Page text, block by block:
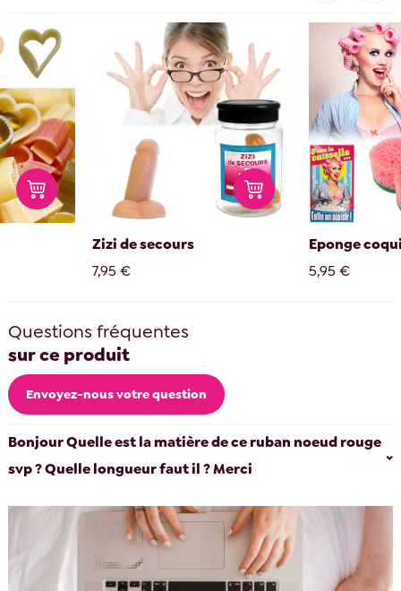
Zizi de secours
7,95 €
Eponge
5,95 €
Questions fréquentes
sur ce produit
Envoyez-nous votre question
Bonjour Quelle est la matière de ce ruban noeud rouge
svp ? Quelle longueur faut il ? Merci